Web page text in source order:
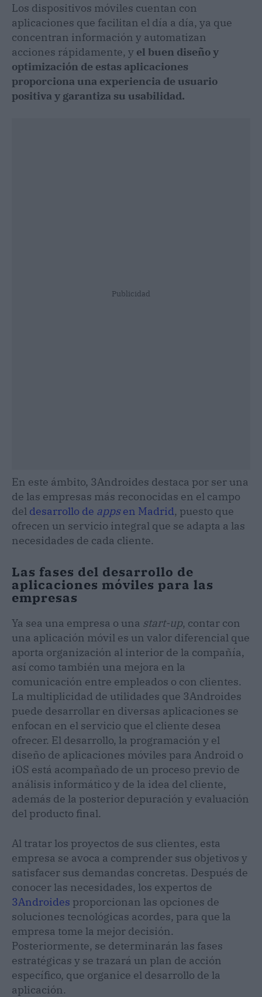
Los dispositivos móviles cuentan con
aplicaciones que facilitan el día a día, ya que
concentran información y automatizan
acciones rápidamente, y el buen diseño y
optimización de estas aplicaciones
proporciona una experiencia de usuario
positiva y garantiza su usabilidad.
Publicidad
En este ámbito, 3Androides destaca por ser una
de las empresas más reconocidas en el campo
del desarrollo de appsen Madrid, puesto que
ofrecen un servicio integral que se adapta a las
necesidades de cada cliente.
Las fases del desarrollo de
aplicaciones móviles para las
empresas
Ya sea una empresa o una start-up, contar con
una aplicación móvil es un valor diferencial que
aporta organización al interior de la compañía,
así como también una mejora en la
comunicación entre empleados o con clientes.
La multiplicidad de utilidades que 3Androides
puede desarrollar en diversas aplicaciones se
enfocan en el servicio que el cliente desea
ofrecer. El desarrollo, la programación y el
diseño de aplicaciones móviles para Android o
iOS está acompañado de un proceso previo de
análisis informático y de la idea del cliente,
además de la posterior depuración y evaluación
del producto final.
Al tratar los proyectos de sus clientes, esta
empresa se avoca a comprender sus objetivos y
satisfacer sus demandas concretas. Después de
conocer las necesidades, los expertos de
3Androides proporcionan las opciones de
soluciones tecnológicas acordes, para que la
empresa tome la mejor decisión.
Posteriormente, se determinarán las fases
estratégicas y se trazará un plan de acción
específico, que organice el desarrollo de la
aplicación.